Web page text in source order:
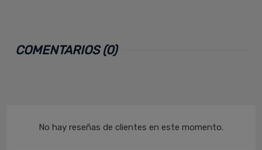
COMENTARIOS (0)
No hay reseñas de clientes en este momento.